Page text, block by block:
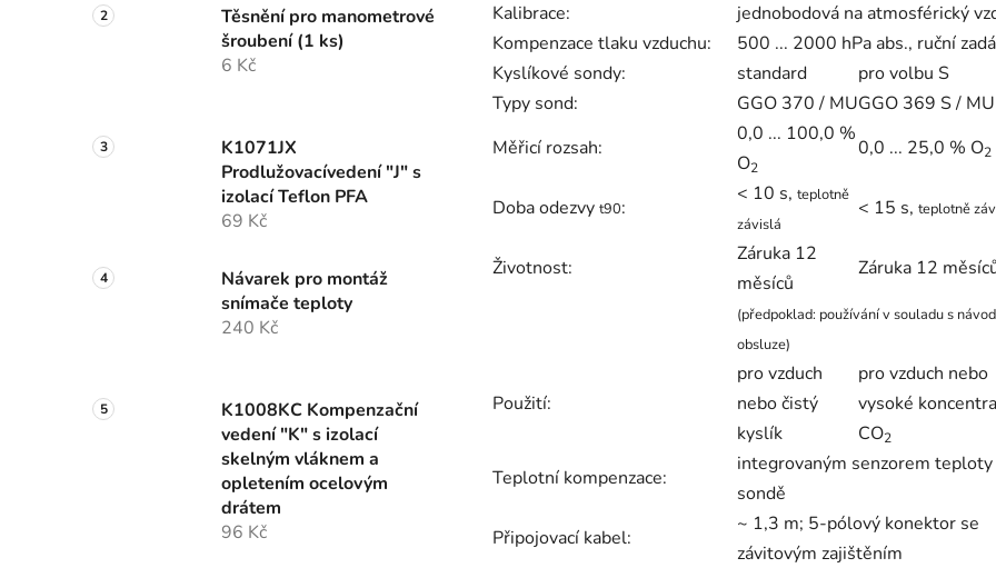
Těsnění pro manometrové
šroubení (1 ks)
6 Kč
K1071JX
Prodlužovacívedení "J" s
izolací Teflon PFA
69 Kč
Návarek pro montáž
snímače teploty
240 Kč
K1008KC Kompenzační
vedení "K" s izolací
skelným vláknem a
opletením ocelovým
drátem
96 Kč
Kalibrace:
jednobodová na atmosférický
Kompenzace tlaku vzduchu:
500 ... 2000 hPa abs., ruční
Kyslíkové sondy:
standard
pro volbu S
Typy sond:
GGO 370 / MUGGO 369 S / MU
Měřicí rozsah:
0,0 ... 100,0 %
O2
0,0 ... 25,0 % O2
Doba odezvy t90:
< 10 s, teplotně
závislá
< 15 s, teplotně
Životnost:
Záruka 12
měsíců
Záruka 12
(předpoklad: používání v souladu s
obsluze)
Použití:
pro vzduch
nebo čistý
kyslík
pro vzduch nebo
vysoké
CO2
Teplotní kompenzace:
integrovaným senzorem teploty
sondě
Připojovací kabel:
~ 1,3 m; 5-pólový konektor se
závitovým zajištěním